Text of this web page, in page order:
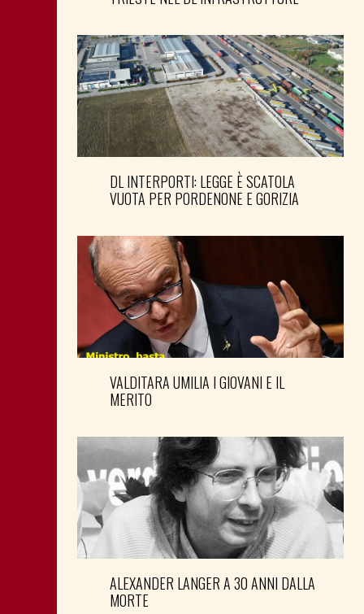
DL INTERPORTI: LEGGE È SCATOLA
VUOTA PER PORDENONE E GORIZIA
VALDITARA UMILIA I GIOVANI E IL
MERITO
ALEXANDER LANGER A 30 ANNI DALLA
MORTE